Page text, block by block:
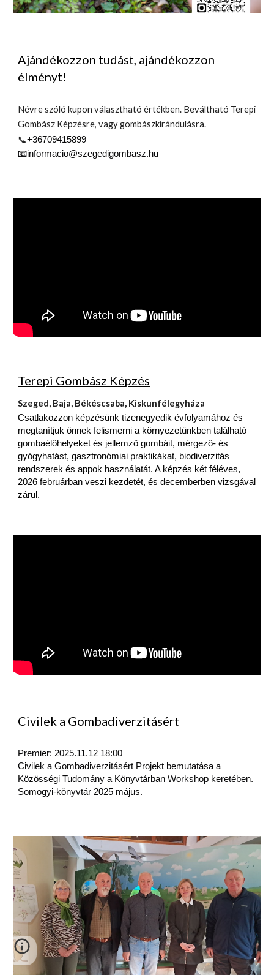
Ajándékozzon tudást, ajándékozzon
élményt!
Névre szóló kupon választható értékben. Beváltható Terepi
Gombász Képzésre, vagy gombászkirándulásra.
📞+36709415899
📧informacio@szegedigombasz.hu
Terepi Gombász Képzés
Szeged, Baja, Békéscsaba, Kiskunfélegyháza
Csatlakozzon képzésünk tizenegyedik évfolyamához és
megtanítjuk önnek felismerni a környezetünkben található
gombaélőhelyeket és jellemző gombáit, mérgező- és
gyógyhatást, gasztronómiai praktikákat, biodiverzitás
rendszerek és appok használatát. A képzés két féléves,
2026 februárban veszi kezdetét, és decemberben vizsgával
zárul.
Civilek a Gombadiverzitásért
Premier: 2025.11.12 18:00
Civilek a Gombadiverzitásért Projekt bemutatása a
Közösségi Tudomány a Könyvtárban Workshop keretében.
Somogyi-könyvtár 2025 május.